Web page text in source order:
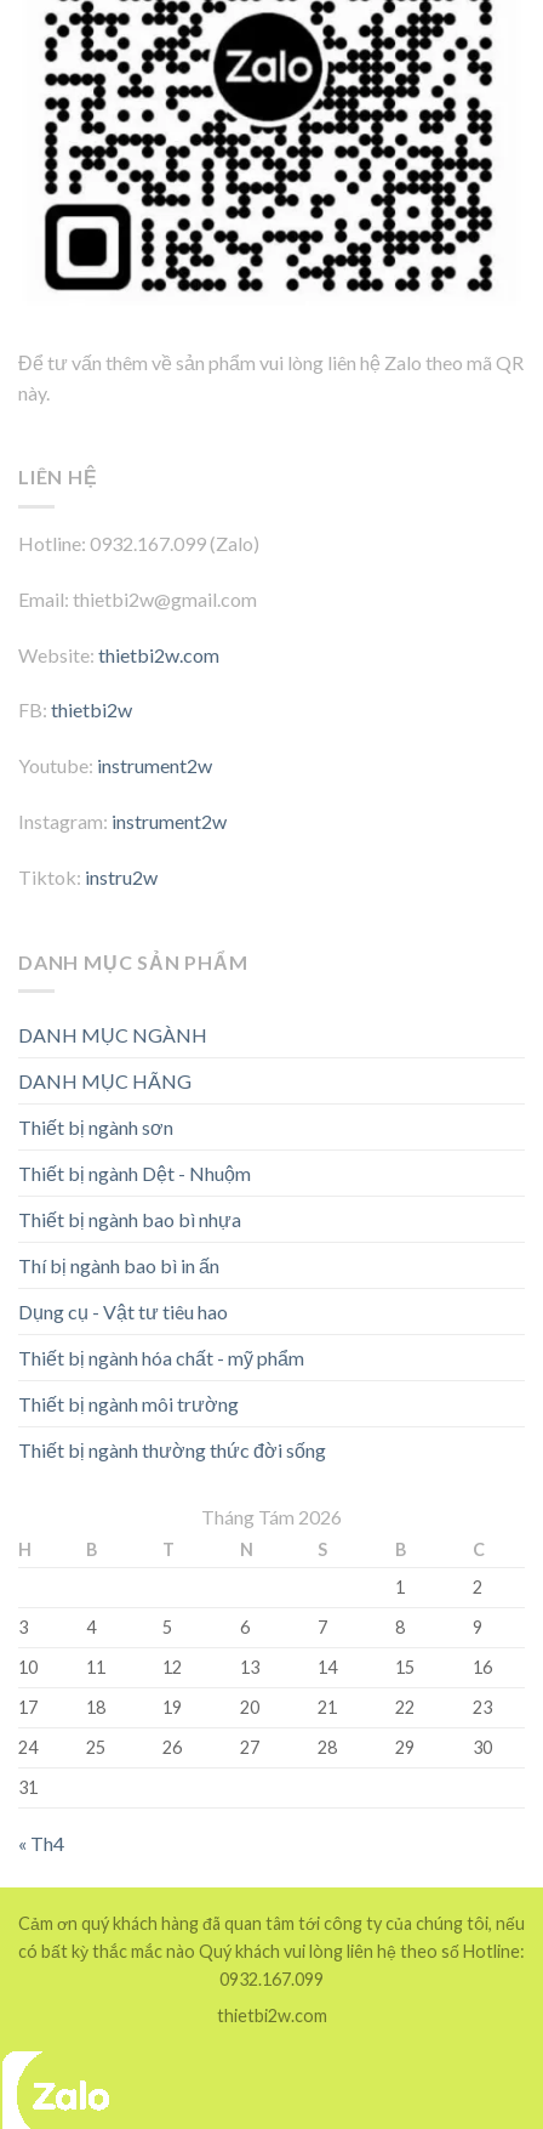
Để tư vấn thêm về sản phẩm vui lòng liên hệ Zalo theo mã QR
này.
LIÊN HỆ
Hotline: 0932.167.099 (Zalo)
Email: thietbi2w@gmail.com
Website: thietbi2w.com
FB: thietbi2w
Youtube: instrument2w
Instagram: instrument2w
Tiktok: instru2w
DANH MỤC SẢN PHẨM
DANH MỤC NGÀNH
DANH MỤC HÃNG
Thiết bị ngành sơn
Thiết bị ngành Dệt - Nhuộm
Thiết bị ngành bao bì nhựa
Thí bị ngành bao bì in ấn
Dụng cụ - Vật tư tiêu hao
Thiết bị ngành hóa chất - mỹ phẩm
Thiết bị ngành môi trường
Thiết bị ngành thường thức đời sống
Tháng Tám 2026
H B T N S B
C
1
2
3
4 5 6 7 8
9
10
11 12 13 14 15
16
17
18 19 20 21 22
23
24
25 26 27 28 29
30
31
« Th4
Cảm ơn quý khách hàng đã quan tâm tới công ty của chúng tôi, nếu
có bất kỳ thắc mắc nào Quý khách vui lòng liên hệ theo số Hotline:
0932.167.099
thietbi2w.com